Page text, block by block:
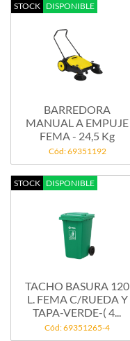
STOCK DISPONIBLE
BARREDORA
MANUAL A EMPUJE
FEMA - 24,5 Kg
Cód: 69351192
STOCK DISPONIBLE
TACHO BASURA 120
L. FEMA C/RUEDA Y
TAPA-VERDE-( 4...
Cód: 69351265-4